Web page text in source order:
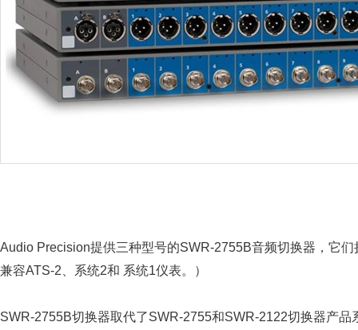
Audio Precision提供三种型号的SWR-2755B音频切换器，它
兼容ATS-2、系统2和 系统1仪表。）
SWR-2755B切换器取代了SWR-2755和SWR-2122切换器产